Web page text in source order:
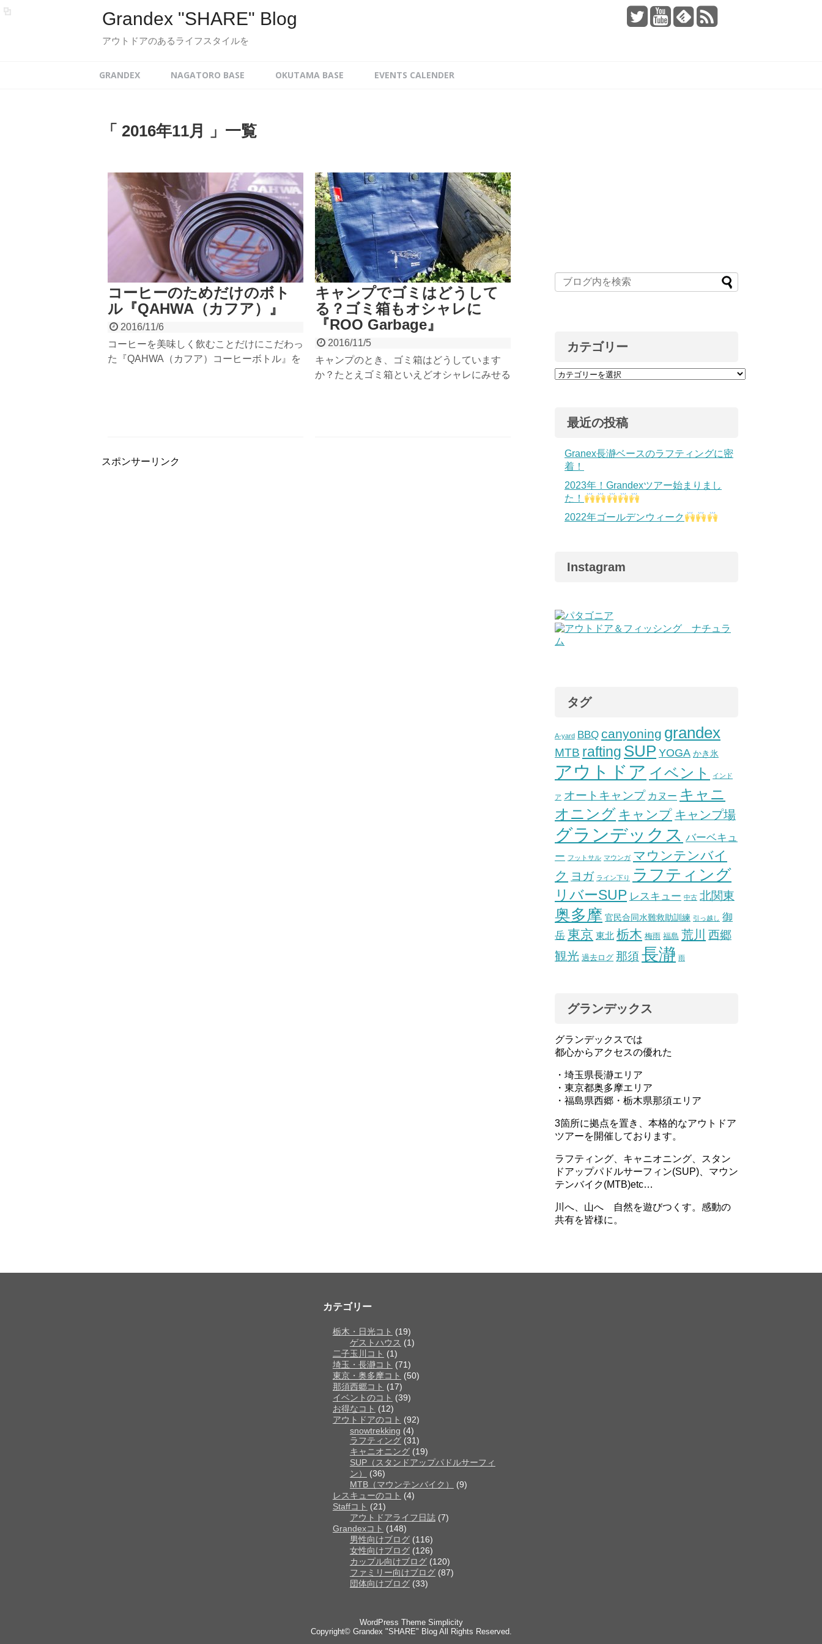
Grandex "SHARE" Blog
アウトドアのあるライフスタイルを
GRANDEX NAGATORO BASE OKUTAMA BASE EVENTS CALENDER
「 2016年11月 」一覧
コーヒーのためだけのボト
ル『QAHWA（カフア）』
2016/11/6
コーヒーを美味しく飲むことだけにこだわっ
た『QAHWA（カフア）コーヒーボトル』を
キャンプでゴミはどうして
る？ゴミ箱もオシャレに
『ROO Garbage』
2016/11/5
キャンプのとき、ゴミ箱はどうしています
か？たとえゴミ箱といえどオシャレにみせる
スポンサーリンク
カテゴリー
最近の投稿
Granex長瀞ベースのラフティングに密
着！
2023年！Grandexツアー始まりまし
た！
2022年ゴールデンウィーク
Instagram
タグ
A-yard BBQ canyoning grandex
MTB rafting SUP YOGA かき氷
アウトドア イベント インド
ア オートキャンプ カヌー キャニ
オニング キャンプ キャンプ場
グランデックス バーベキュ
ー フットサル マウンガ マウンテンバイ
ク ヨガ ライン下り ラフティング
リバーSUP レスキュー 中古 北関東
奥多摩 官民合同水難救助訓練 引っ越し 御
岳 東京 東北 栃木 梅雨 福島 荒川 西郷
観光 過去ログ 那須長瀞 雨
グランデックス
グランデックスでは
都心からアクセスの優れた
・埼玉県長瀞エリア
・東京都奥多摩エリア
・福島県西郷・栃木県那須エリア
3箇所に拠点を置き、本格的なアウトドア
ツアーを開催しております。
ラフティング、キャニオニング、スタン
ドアップパドルサーフィン(SUP)、マウン
テンバイク(MTB)etc…
川へ、山へ 自然を遊びつくす。感動の
共有を皆様に。
カテゴリー
栃木・日光コト (19)
ゲストハウス (1)
二子玉川コト (1)
埼玉・長瀞コト (71)
東京・奥多摩コト (50)
那須西郷コト (17)
イベントのコト (39)
お得なコト (12)
アウトドアのコト (92)
snowtrekking (4)
ラフティング(31)
キャニオニング(19)
SUP（スタンドアップパドルサーフィ
ン）
(36)
MTB（マウンテンバイク）
(9)
レスキューのコト (4)
Staffコト (21)
アウトドアライフ日誌(7)
Grandexコト (148)
男性向けブログ(116)
女性向けブログ(126)
カップル向けブログ(120)
ファミリー向けブログ(87)
団体向けブログ(33)
WordPress Theme Simplicity
Copyright© Grandex "SHARE" BlogAll Rights Reserved.